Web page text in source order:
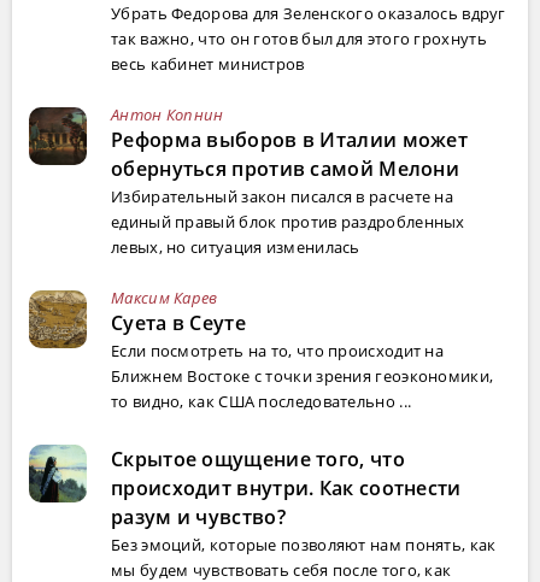
Убрать Федорова для Зеленского оказалось вдруг
так важно, что он готов был для этого грохнуть
весь кабинет министров
Антон Копнин
Реформа выборов в Италии может
обернуться против самой Мелони
Избирательный закон писался в расчете на
единый правый блок против раздробленных
левых, но ситуация изменилась
Максим Карев
Суета в Сеуте
Если посмотреть на то, что происходит на
Ближнем Востоке с точки зрения геоэкономики,
то видно, как США последовательно ...
Скрытое ощущение того, что
происходит внутри. Как соотнести
разум и чувство?
Без эмоций, которые позволяют нам понять, как
мы будем чувствовать себя после того, как